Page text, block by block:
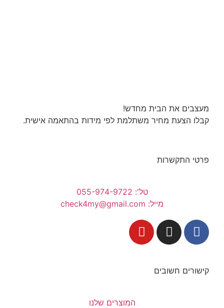
מעצבים את הבית מחדש!
קבלו הצעת מחיר משתלמת לפי מידות בהתאמה אישית.
פרטי התקשרות
טל': 055-974-9722
מייל: check4my@gmail.com
קישורים חשובים
המוצרים שלנו